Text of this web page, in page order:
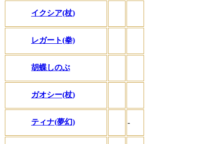
イクシア(杖)
レガート(拳)
胡蝶しのぶ
ガオシー(杖)
ティナ(夢幻) -